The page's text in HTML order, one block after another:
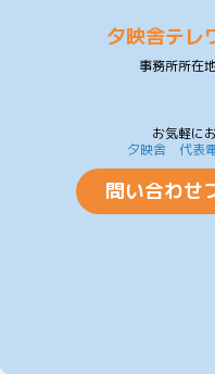
夕映舎テレ
事務所所在
お気軽に
夕映舎 代表
問い合わせ